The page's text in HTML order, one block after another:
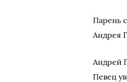
Парень
Андрея
Андрей
Певец